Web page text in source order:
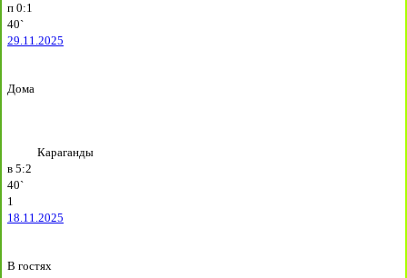
п 0:1
40`
29.11.2025
Дома
Караганды
в 5:2
40`
1
18.11.2025
В гостях